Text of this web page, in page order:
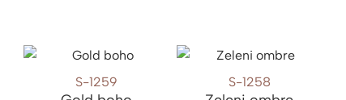
S-1259 S-1258